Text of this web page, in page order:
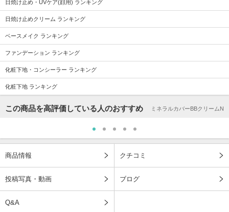
日焼け止め・UVケア(顔用) ランキング
日焼け止めクリーム ランキング
ベースメイク ランキング
ファンデーション ランキング
化粧下地・コンシーラー ランキング
化粧下地 ランキング
この商品を高評価している人のおすすめ ミネラルカバーBBクリームN
商品情報 クチコミ
投稿写真・動画 ブログ
Q&A